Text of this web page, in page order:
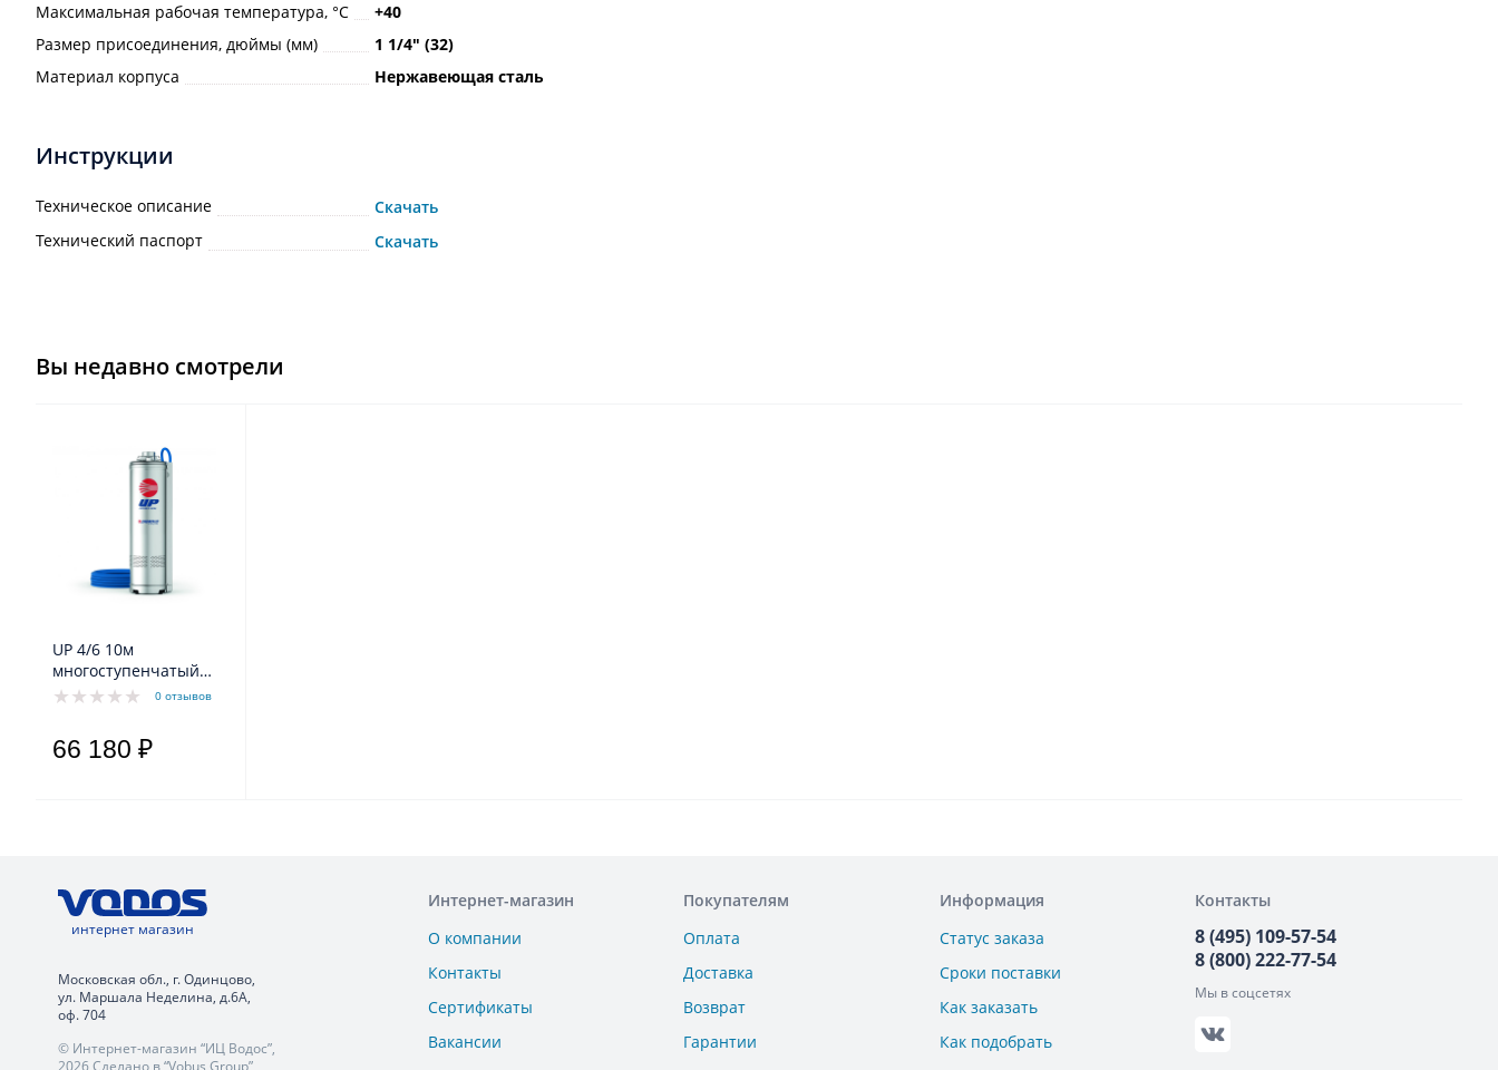
Максимальная рабочая температура, °С
+40
Размер присоединения, дюймы (мм)
1 1/4ʺ (32)
Материал корпуса
Нержавеющая сталь
Инструкции
Техническое описание
Скачать
Технический паспорт
Скачать
Вы недавно смотрели
UP 4/6 10м
многоступенчатый
погружной насос без
0 отзывов
66 180 ₽
интернет магазин
Московская обл., г. Одинцово,
ул. Маршала Неделина, д.6А,
оф. 704
© Интернет-магазин “ИЦ Водос”,
2026 Сделано в “Vobus Group”
Интернет-магазин
О компании
Контакты
Сертификаты
Вакансии
Покупателям
Оплата
Доставка
Возврат
Гарантии
Информация
Статус заказа
Сроки поставки
Как заказать
Как подобрать
Контакты
8 (495) 109-57-54
8 (800) 222-77-54
Мы в соцсетях